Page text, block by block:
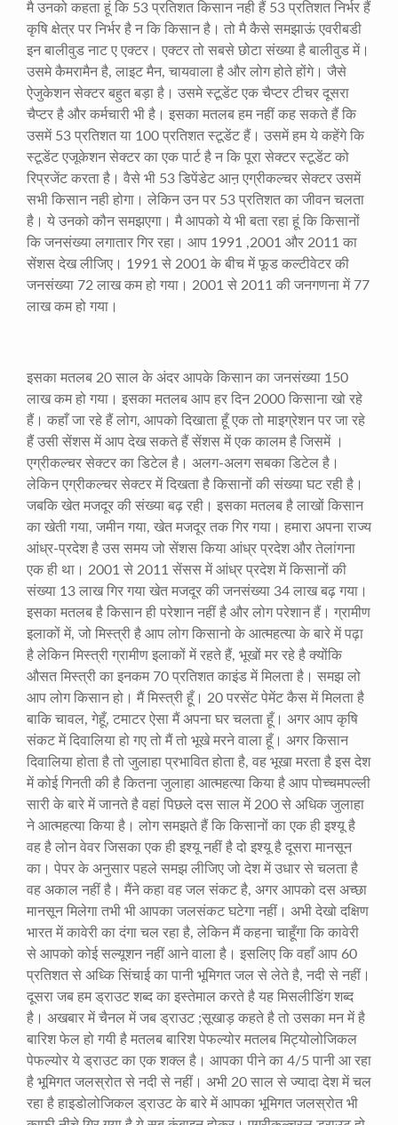
मै उनको कहता हूं कि 53 प्रतिशत किसान नही हैं 53 प्रतिशत निर्भर हैं
कृषि क्षेत्र पर निर्भर है न कि किसान है। तो मै कैसे समझाऊं एवरीबडी
इन बालीवुड नाट ए एक्टर। एक्टर तो सबसे छोटा संख्या है बालीवुड में।
उसमे कैमरामैन है, लाइट मैन, चायवाला है और लोग होते होंगे। जैसे
ऐजुकेशन सेक्टर बहुत बड़ा है। उसमे स्टूडेंट एक चैप्टर टीचर दूसरा
चैप्टर है और कर्मचारी भी है। इसका मतलब हम नहीं कह सकते हैं कि
उसमें 53 प्रतिशत या 100 प्रतिशत स्टूडेंट हैं। उसमें हम ये कहेंगे कि
स्टूडेंट एजूकेशन सेक्टर का एक पार्ट है न कि पूरा सेक्टर स्टूडेंट को
रिप्रजेंट करता है। वैसे भी 53 डिपेंडेट आऩ एग्रीकल्चर सेक्टर उसमें
सभी किसान नही होगा। लेकिन उन पर 53 प्रतिशत का जीवन चलता
है। ये उनको कौन समझएगा। मै आपको ये भी बता रहा हूं कि किसानों
कि जनसंख्या लगातार गिर रहा। आप 1991 ,2001 और 2011 का
सेंशस देख लीजिए। 1991 से 2001 के बीच में फूड कल्टीवेटर की
जनसंख्या 72 लाख कम हो गया। 2001 से 2011 की जनगणना में 77
लाख कम हो गया।
इसका मतलब 20 साल के अंदर आपके किसान का जनसंख्या 150
लाख कम हो गया। इसका मतलब आप हर दिन 2000 किसाना खो रहे
हैं। कहाँ जा रहे हैं लोग, आपको दिखाता हूँ एक तो माइग्रेशन पर जा रहे
हैं उसी सेंशस में आप देख सकते हैं सेंशस में एक कालम है जिसमें ।
एग्रीकल्चर सेक्टर का डिटेल है। अलग-अलग सबका डिटेल है।
लेकिन एग्रीकल्चर सेक्टर में दिखता है किसानों की संख्या घट रही है।
जबकि खेत मजदूर की संख्या बढ़ रही। इसका मतलब है लाखों किसान
का खेती गया, जमीन गया, खेत मजदूर तक गिर गया। हमारा अपना राज्य
आंध्र-प्रदेश है उस समय जो सेंशस किया आंध्र प्रदेश और तेलांगना
एक ही था। 2001 से 2011 सेंसस में आंध्र प्रदेश में किसानों की
संख्या 13 लाख गिर गया खेत मजदूर की जनसंख्या 34 लाख बढ़ गया।
इसका मतलब है किसान ही परेशान नहीं है और लोग परेशान हैं। ग्रामीण
इलाकों में, जो मिस्त्री है आप लोग किसानो के आत्महत्या के बारे में पढ़ा
है लेकिन मिस्त्री ग्रामीण इलाकों में रहते हैं, भूखों मर रहे है क्योंकि
औसत मिस्त्री का इनकम 70 प्रतिशत काइंड में मिलता है। समझ लो
आप लोग किसान हो। मैं मिस्त्री हूँ। 20 परसेंट पेमेंट कैस में मिलता है
बाकि चावल, गेहूँ, टमाटर ऐसा मैं अपना घर चलता हूँ। अगर आप कृषि
संकट में दिवालिया हो गए तो मैं तो भूखे मरने वाला हूँ। अगर किसान
दिवालिया होता है तो जुलाहा प्रभावित होता है, वह भूखा मरता है इस देश
में कोई गिनती की है कितना जुलाहा आत्महत्या किया है आप पोच्चमपल्ली
सारी के बारे में जानते है वहां पिछले दस साल में 200 से अधिक जुलाहा
ने आत्महत्या किया है। लोग समझते हैं कि किसानों का एक ही इश्यू है
वह है लोन वेवर जिसका एक ही इश्यू नहीं है दो इश्यू है दूसरा मानसून
का। पेपर के अनुसार पहले समझ लीजिए जो देश में उधार से चलता है
वह अकाल नहीं है। मैंने कहा वह जल संकट है, अगर आपको दस अच्छा
मानसून मिलेगा तभी भी आपका जलसंकट घटेगा नहीं। अभी देखो दक्षिण
भारत में कावेरी का दंगा चल रहा है, लेकिन मैं कहना चाहूँगा कि कावेरी
से आपको कोई सल्यूशन नहीं आने वाला है। इसलिए कि वहाँ आप 60
प्रतिशत से अध्कि सिंचाई का पानी भूमिगत जल से लेते है, नदी से नहीं।
दूसरा जब हम ड्राउट शब्द का इस्तेमाल करते है यह मिसलीडिंग शब्द
है। अखबार में चैनल में जब ड्राउट ;सूखाड़ कहते है तो उसका मन में है
बारिश फेल हो गयी है मतलब बारिश पेफल्योर मतलब मिट्योलोजिकल
पेफल्योर ये ड्राउट का एक शक्ल है। आपका पीने का 4/5 पानी आ रहा
है भूमिगत जलस्रोत से नदी से नहीं। अभी 20 साल से ज्यादा देश में चल
रहा है हाइडोलोजिकल ड्राउट के बारे में आपका भूमिगत जलस्रोत भी